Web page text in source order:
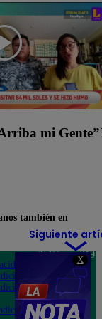
X
mi Gente”
Siguiente
también en
Teléfono: 219
Av. San
Felipe 968
Jesús María